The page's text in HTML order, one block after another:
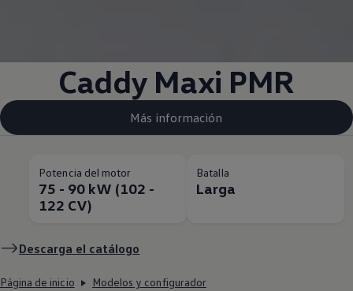
Caddy Maxi PMR
Más información
Potencia del motor
75 - 90 kW (102 -
122 CV)
Batalla
Larga
Descarga el catálogo
Página de inicio
Modelos y configurador